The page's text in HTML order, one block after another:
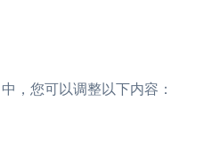
，您可以调整以下内容：